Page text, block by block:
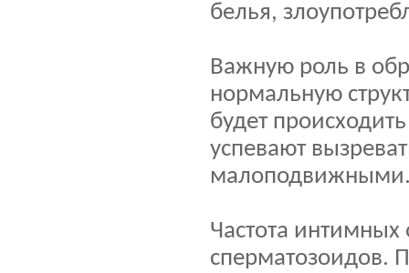
белья,
Важную роль в
нормальную
будет
успевают
Частота
сперматозоидов.